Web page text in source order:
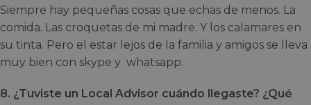
Siempre hay pequeñas cosas que echas de menos. La
comida. Las croquetas de mi madre. Y los calamares en
su tinta. Pero el estar lejos de la familia y amigos se lleva
muy bien con skype y whatsapp.
8. ¿Tuviste un Local Advisor cuándo llegaste? ¿Qué